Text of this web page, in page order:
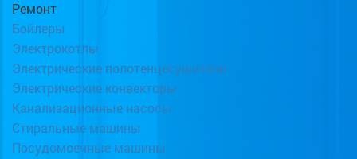
Ремонт
Бойлеры
Электрокотлы
Электрические полотенцесушители
Электрические конвекторы
Канализационные насосы
Стиральные машины
Посудомоечные машины